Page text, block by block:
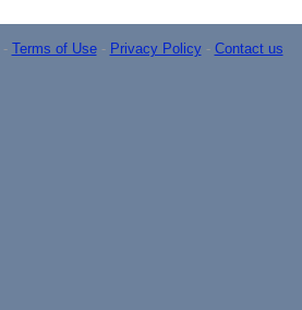
Terms of Use- Privacy Policy- Contact us